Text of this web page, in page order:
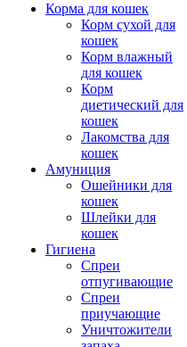
Корма для кошек
Корм сухой для
кошек
Корм влажный
для кошек
Корм
диетический для
кошек
Лакомства для
кошек
Амуниция
Ошейники для
кошек
Шлейки для
кошек
Гигиена
Спреи
отпугивающие
Спреи
приучающие
Уничтожители